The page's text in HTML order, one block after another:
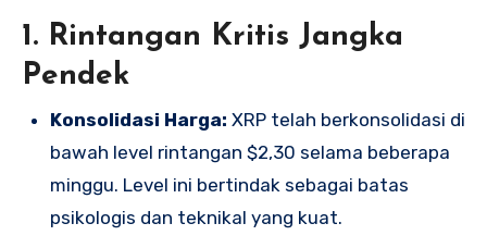
1. Rintangan Kritis Jangka
Pendek
Konsolidasi Harga: XRP telah berkonsolidasi di
bawah level rintangan $2,30 selama beberapa
minggu. Level ini bertindak sebagai batas
psikologis dan teknikal yang kuat.